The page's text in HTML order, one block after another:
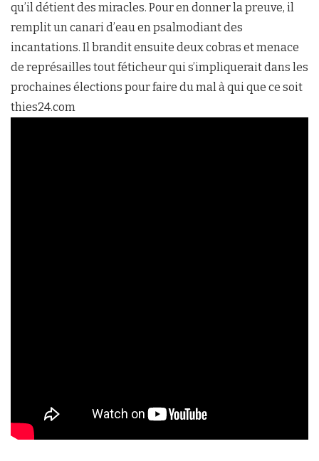
qu’il détient des miracles. Pour en donner la preuve, il
remplit un canari d’eau en psalmodiant des
incantations. Il brandit ensuite deux cobras et menace
de représailles tout féticheur qui s’impliquerait dans les
prochaines élections pour faire du mal à qui que ce soit
thies24.com